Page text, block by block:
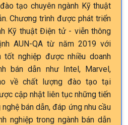
tạo chuyên ngành Kỹ thuật
Chương trình được phát triển
Kỹ thuật Điện tử - viễn thông
AUN-QA từ năm 2019 với
tốt nghiệp được nhiều doanh
bán dẫn như Intel, Marvel,
về chất lượng đào tạo tại
cập nhật liên tục những tiến
bán dẫn, đáp ứng nhu cầu
nghiệp trong ngành bán dẫn